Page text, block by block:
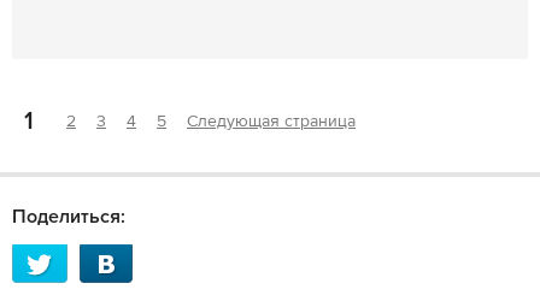
1 2 3 4 5 Следующая страница
Поделиться: